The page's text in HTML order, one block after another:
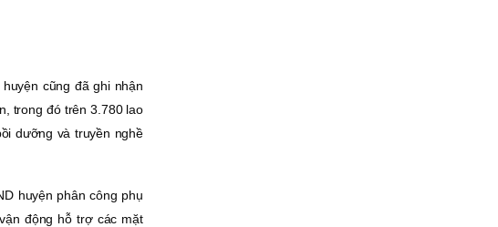
cũng đã ghi nhận
trong đó trên 3.780 lao
dưỡng và truyền nghề
huyện phân công phụ
động hỗ trợ các mặt